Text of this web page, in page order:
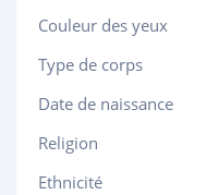
Couleur des yeux
Type de corps
Date de naissance
Religion
Ethnicité